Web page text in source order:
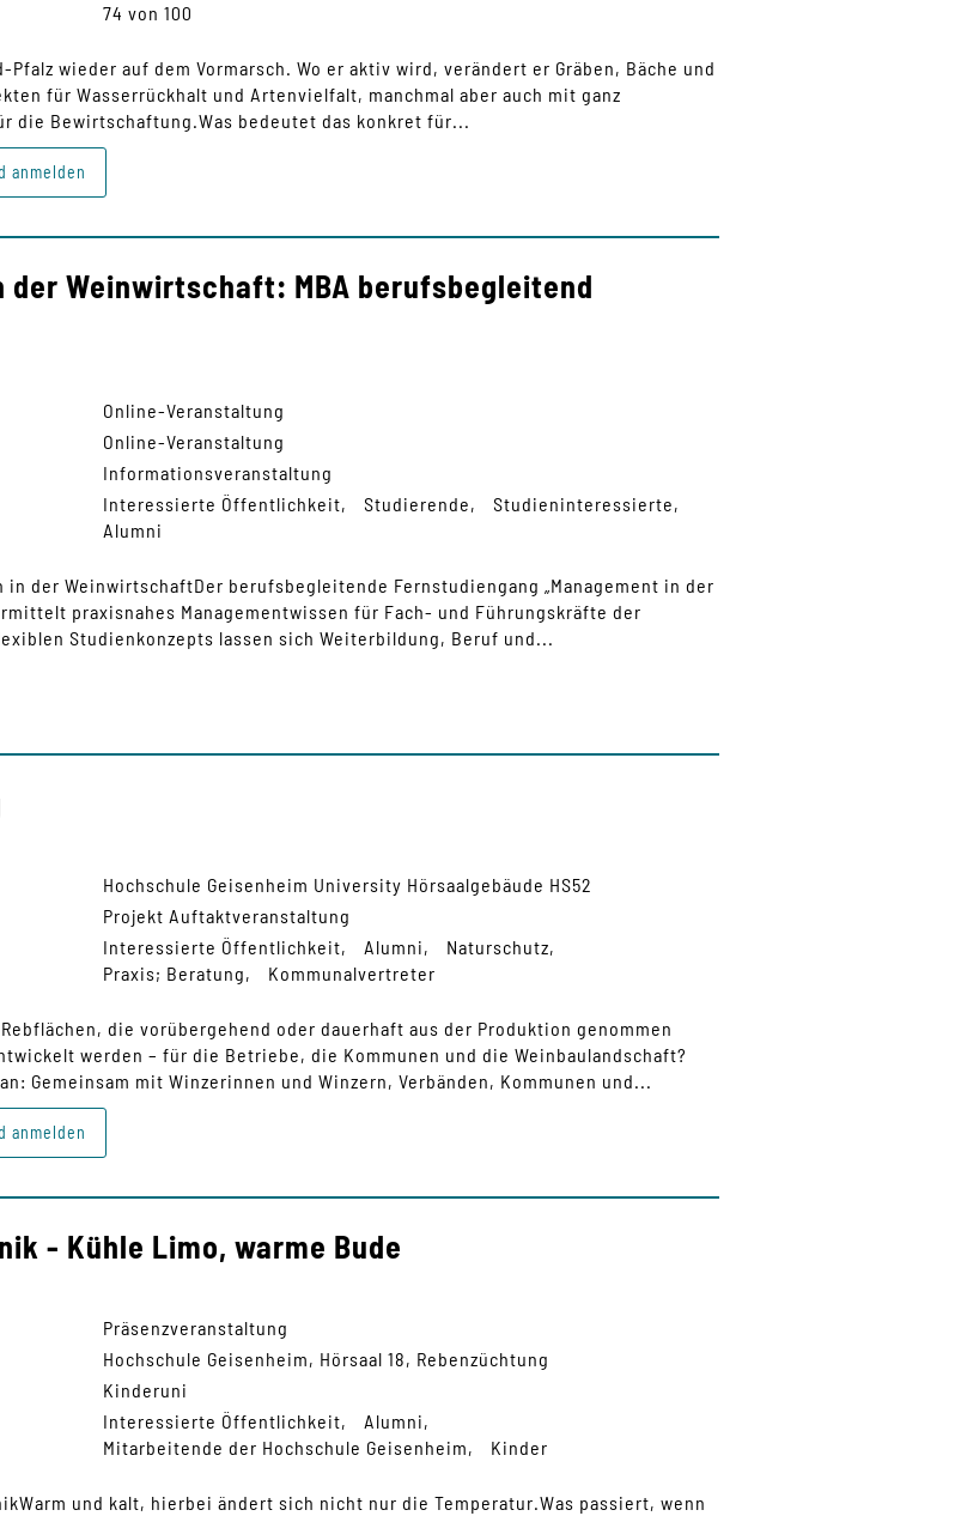
74 von 100
wieder auf dem Vormarsch. Wo er aktiv wird, verändert er Gräben, Bäche und
für Wasserrückhalt und Artenvielfalt, manchmal aber auch mit ganz
die Bewirtschaftung.Was bedeutet das konkret für...
anmelden
Weinwirtschaft: MBA berufsbegleitend
Online-Veranstaltung
Online-Veranstaltung
Informationsveranstaltung
Interessierte Öffentlichkeit Studierende
Studieninteressierte
Alumni
der WeinwirtschaftDer berufsbegleitende Fernstudiengang „Management in der
praxisnahes Managementwissen für Fach- und Führungskräfte der
Studienkonzepts lassen sich Weiterbildung, Beruf und...
Hochschule Geisenheim University Hörsaalgebäude HS52
Projekt Auftaktveranstaltung
Interessierte Öffentlichkeit Alumni
Naturschutz
Praxis; Beratung
Kommunalvertreter
die vorübergehend oder dauerhaft aus der Produktion genommen
werden – für die Betriebe, die Kommunen und die Weinbaulandschaft?
Gemeinsam mit Winzerinnen und Winzern, Verbänden, Kommunen und...
anmelden
- Kühle Limo, warme Bude
Präsenzveranstaltung
Hochschule Geisenheim, Hörsaal 18, Rebenzüchtung
Kinderuni
Interessierte Öffentlichkeit
Alumni
Mitarbeitende der Hochschule Geisenheim
Kinder
und kalt, hierbei ändert sich nicht nur die Temperatur.Was passiert, wenn